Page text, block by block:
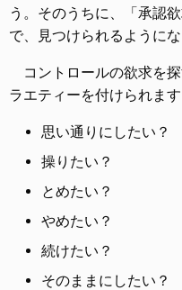
う。そのうちに、「承認
で、見つけられるようにな
コントロールの欲求を
ラエティーを付けられます
思い通りにしたい？
操りたい？
とめたい？
やめたい？
続けたい？
そのままにしたい？